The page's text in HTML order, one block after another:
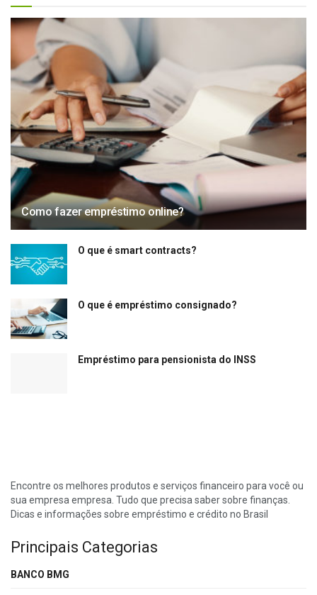
Como fazer empréstimo online?
O que é smart contracts?
O que é empréstimo consignado?
Empréstimo para pensionista do INSS
Encontre os melhores produtos e serviços financeiro para você ou
sua empresa empresa. Tudo que precisa saber sobre finanças.
Dicas e informações sobre empréstimo e crédito no Brasil
Principais Categorias
BANCO BMG